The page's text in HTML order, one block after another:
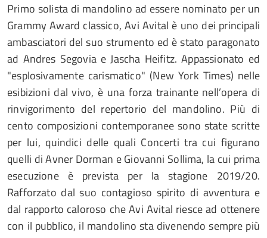
Primo solista di mandolino ad essere nominato per un
Grammy Award classico, Avi Avital è uno dei principali
ambasciatori del suo strumento ed è stato paragonato
ad Andres Segovia e Jascha Heifitz. Appassionato ed
"esplosivamente carismatico" (New York Times) nelle
esibizioni dal vivo, è una forza trainante nell’opera di
rinvigorimento del repertorio del mandolino. Più di
cento composizioni contemporanee sono state scritte
per lui, quindici delle quali Concerti tra cui figurano
quelli di Avner Dorman e Giovanni Sollima, la cui prima
esecuzione è prevista per la stagione 2019/20.
Rafforzato dal suo contagioso spirito di avventura e
dal rapporto caloroso che Avi Avital riesce ad ottenere
con il pubblico, il mandolino sta divenendo sempre più